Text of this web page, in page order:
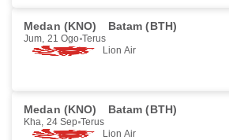
Medan (KNO) Batam (BTH)
Jum, 21 Ogo Terus
Lion Air
Medan (KNO) Batam (BTH)
Kha, 24 Sep Terus
Lion Air